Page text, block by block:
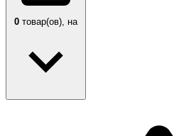
0 товар(ов), на